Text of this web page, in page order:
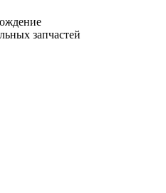
запчастей